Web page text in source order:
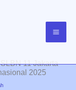
11 Jakarta
2025